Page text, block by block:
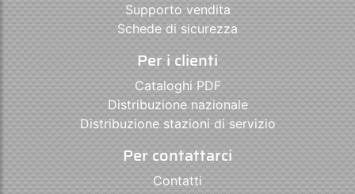
Supporto vendita
Schede di sicurezza
Per i clienti
Cataloghi PDF
Distribuzione nazionale
Distribuzione stazioni di servizio
Per contattarci
Contatti